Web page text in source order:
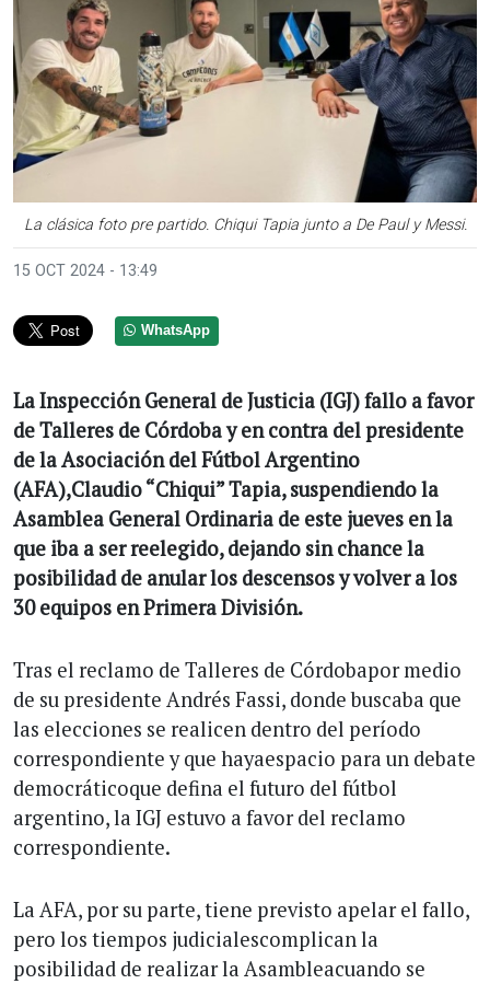
La clásica foto pre partido. Chiqui Tapia junto a De Paul y Messi.
15 OCT 2024 - 13:49
WhatsApp
La Inspección General de Justicia (IGJ) fallo a favor
de Talleres de Córdoba y en contra del presidente
de la Asociación del Fútbol Argentino
(AFA),Claudio “Chiqui” Tapia, suspendiendo la
Asamblea General Ordinaria de este jueves en la
que iba a ser reelegido, dejando sin chance la
posibilidad de anular los descensos y volver a los
30 equipos en Primera División.
Tras el reclamo de Talleres de Córdobapor medio
de su presidente Andrés Fassi, donde buscaba que
las elecciones se realicen dentro del período
correspondiente y que hayaespacio para un debate
democráticoque defina el futuro del fútbol
argentino, la IGJ estuvo a favor del reclamo
correspondiente.
La AFA, por su parte, tiene previsto apelar el fallo,
pero los tiempos judicialescomplican la
posibilidad de realizar la Asambleacuando se